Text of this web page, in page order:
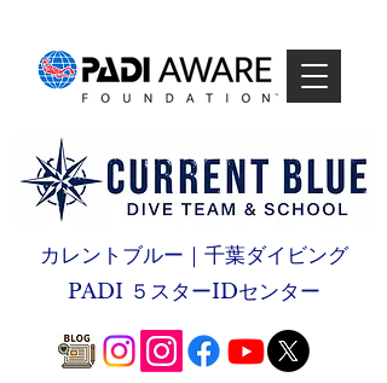
カレントブルー｜千葉ダイビング
PADI ５スターIDセンター